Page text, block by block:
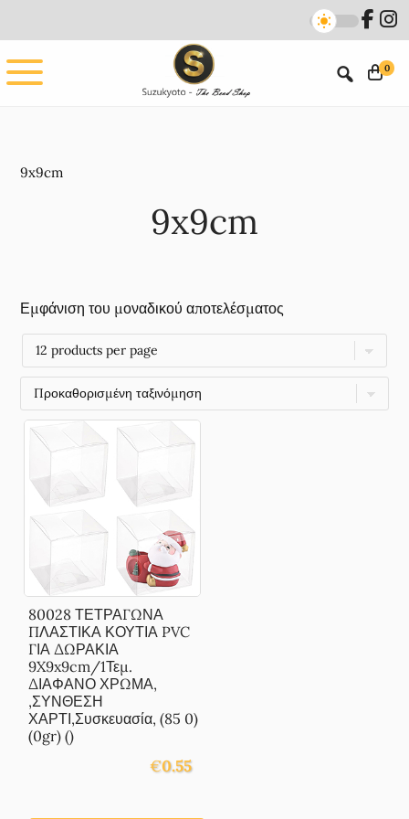
main
content
footer
0
9x9cm
9x9cm
Εμφάνιση του μοναδικού αποτελέσματος
80028 ΤΕΤΡΑΓΩΝΑ
ΠΛΑΣΤΙΚΑ ΚΟΥΤΙΑ PVC
ΓΙΑ ΔΩΡΑΚΙΑ
9X9x9cm/1Τεμ.
ΔΙΑΦΑΝΟ ΧΡΩΜΑ,
,ΣΥΝΘΕΣΗ
ΧΑΡΤΙ,Συσκευασία, (85 0)
(0gr) ()
€0.55